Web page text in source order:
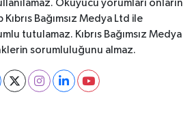
Okuyucu yorumları onların
Bağımsız Medya Ltd ile
tutulamaz. Kıbrıs Bağımsız Medya
sorumluluğunu almaz.